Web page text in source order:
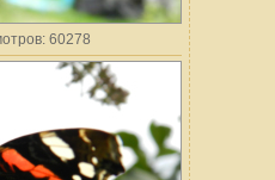
60278